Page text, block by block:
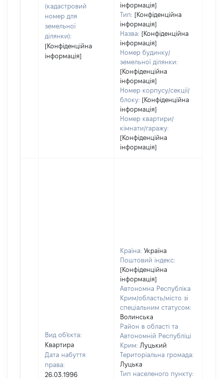
(кадастровий
номер для
земельної
ділянки):
[Конфіденційна
інформація]
інформація]
Тип: [Конфіденційна
інформація]
Назва: [Конфіденційна
інформація]
Номер будинку/
земельної ділянки:
[Конфіденційна
інформація]
Номер корпусу/секції/
блоку: [Конфіденційна
інформація]
Номер квартири/
кімнати/гаражу:
[Конфіденційна
інформація]
Вид об'єкта:
Квартира
Дата набуття
права:
26.03.1996
Країна: Україна
Поштовий індекс:
[Конфіденційна
інформація]
Автономна Республіка
Крим/область/місто зі
спеціальним статусом:
Волинська
Район в області та
Автономній Республіці
Крим: Луцький
Територіальна громада:
Луцька
Тип населеного пункту: